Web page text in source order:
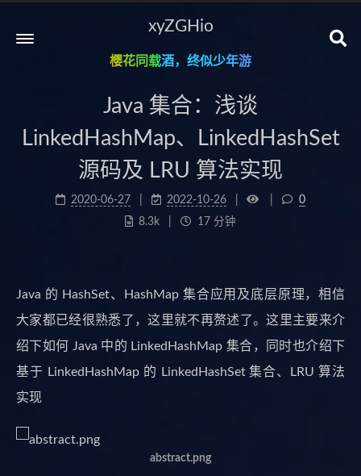
xyZGHio
樱花同载酒，终似少年游
Java 集合：浅谈
LinkedHashMap、LinkedHashSet
源码及 LRU 算法实现
2020-06-27 2022-10-26
0
8.3k
17 分钟
Java 的 HashSet、HashMap 集合应用及底层原理，相信
大家都已经很熟悉了，这里就不再赘述了。这里主要来介
绍下如何 Java 中的 LinkedHashMap 集合，同时也介绍下
基于 LinkedHashMap 的 LinkedHashSet 集合、LRU 算法
实现
abstract.png